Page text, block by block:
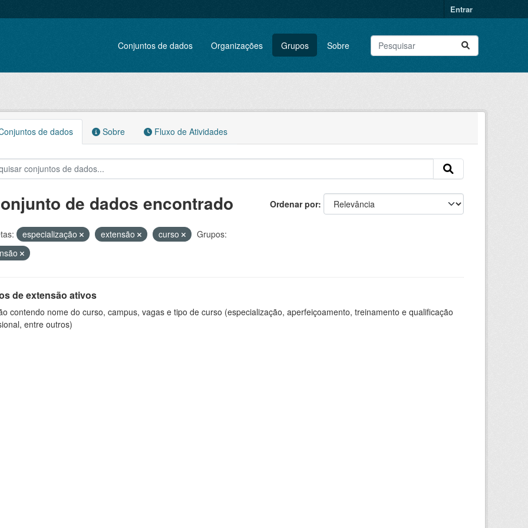
Entrar
Conjuntos de dados Organizações Grupos Sobre
de dados Sobre Fluxo de Atividades
Ordenar por
de dados encontrado
especialização extensão curso
Grupos:
de extensão ativos
contendo nome do curso, campus, vagas e tipo de curso (especialização, aperfeiçoamento, treinamento e qualificação
entre outros)